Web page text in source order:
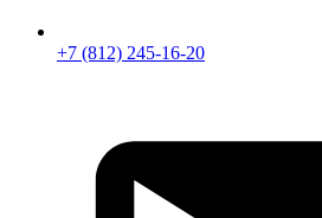
+7 (812) 245-16-20